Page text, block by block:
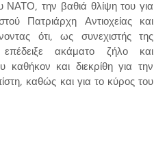
την βαθιά θλίψη του για
Πατριάρχη Αντιοχείας και
ότι, ως συνεχιστής της
ακάματο ζήλο και
καθήκον και διεκρίθη για την
καθώς και για το κύρος του